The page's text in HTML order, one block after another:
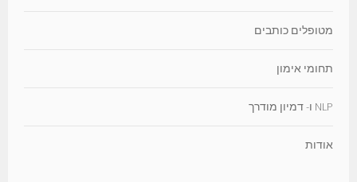
מטופלים כותבים
תחומי אימון
NLP ו- דמיון מודרך
אודות